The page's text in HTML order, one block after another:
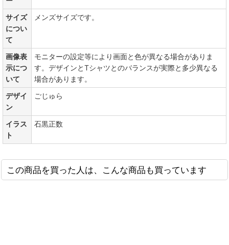
サイズ
につい
て
メンズサイズです。
画像表
示につ
いて
モニターの設定等により画面と色が異なる場合がありま
す。デザインとTシャツとのバランスが実際と多少異なる
場合があります。
デザイ
ン
ごじゅら
イラス
ト
石黒正数
この商品を買った人は、こんな商品も買っています